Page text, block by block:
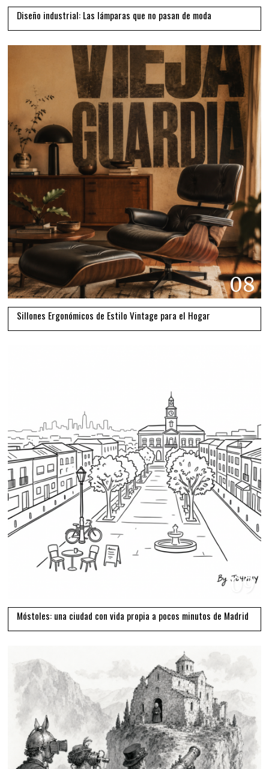
Diseño industrial: Las lámparas que no pasan de moda
08
Sillones Ergonómicos de Estilo Vintage para el Hogar
09
Móstoles: una ciudad con vida propia a pocos minutos de Madrid